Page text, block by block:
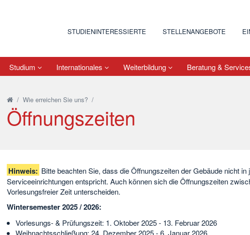
STUDIENINTERESSIERTE STELLENANGEBOTE
Studium Internationales Weiterbildung Beratung &
/ Wie erreichen Sie uns?/
Öffnungszeiten
Hinweis: Bitte beachten Sie, dass die Öffnungszeiten der Gebäude nicht
Serviceeinrichtungen entspricht. Auch können sich die Öffnungszeiten
Vorlesungsfreier Zeit unterscheiden.
Wintersemester 2025 / 2026:
Vorlesungs- & Prüfungszeit: 1. Oktober 2025 - 13. Februar 2026
Weihnachtsschließung: 24. Dezember 2025 - 6. Januar 2026